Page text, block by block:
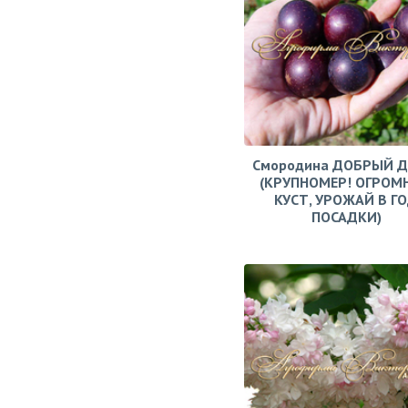
Смородина ДОБРЫЙ
(КРУПНОМЕР!
КУСТ, УРОЖАЙ В
ПОСАДКИ)